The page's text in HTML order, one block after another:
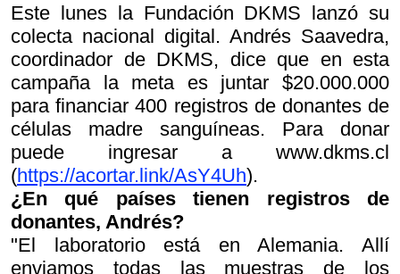
Este lunes la Fundación DKMS lanzó su
colecta nacional digital. Andrés Saavedra,
coordinador de DKMS, dice que en esta
campaña la meta es juntar $20.000.000
para financiar 400 registros de donantes de
células madre sanguíneas. Para donar
puede ingresar a www.dkms.cl
(https://acortar.link/AsY4Uh).
¿En qué países tienen registros de
donantes, Andrés?
"El laboratorio está en Alemania. Allí
enviamos todas las muestras de los